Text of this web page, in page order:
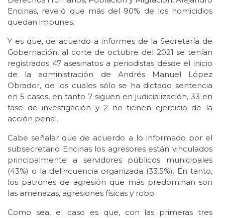
Encinas, reveló que más del 90% de los homicidios
quedan impunes.
Y es que, de acuerdo a informes de la Secretaría de
Gobernación, al corte de octubre del 2021 se tenían
registrados 47 asesinatos a periodistas desde el inicio
de la administración de Andrés Manuel López
Obrador, de los cuales sólo se ha dictado sentencia
en 5 casos, en tanto 7 siguen en judicialización, 33 en
fase de investigación y 2 no tienen ejercicio de la
acción penal.
Cabe señalar que de acuerdo a lo informado por el
subsecretario Encinas los agresores están vinculados
principalmente a servidores públicos municipales
(43%) o la delincuencia organizada (33.5%). En tanto,
los patrones de agresión que más predominan son
las amenazas, agresiones físicas y robo.
Como sea, el caso es que, con las primeras tres